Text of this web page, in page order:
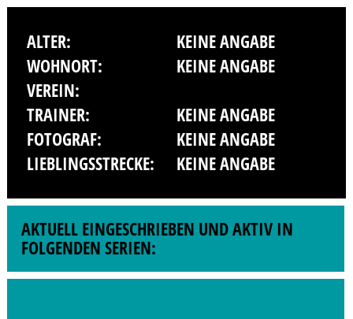
ALTER:
KEINE ANGABE
WOHNORT:
KEINE ANGABE
VEREIN:
TRAINER:
KEINE ANGABE
FOTOGRAF:
KEINE ANGABE
LIEBLINGSSTRECKE:
KEINE ANGABE
AKTUELL EINGESCHRIEBEN UND AKTIV IN
FOLGENDEN SERIEN: